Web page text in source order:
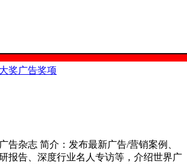
奖广告奖项
告杂志 简介：发布最新广告/营销案例、
报告、深度行业名人专访等，介绍世界广